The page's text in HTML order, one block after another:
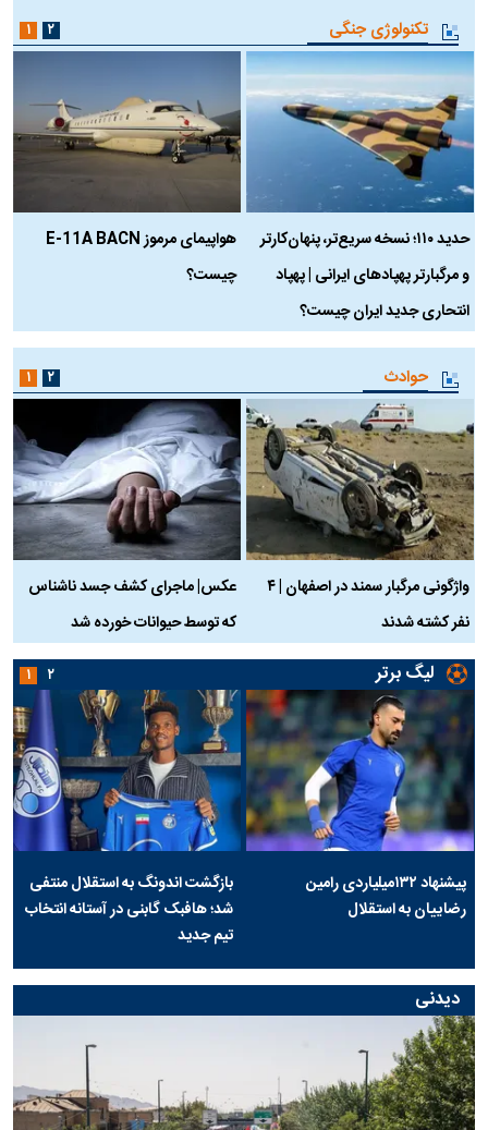
تکنولوژی جنگی
حدید ۱۱۰؛ نسخه سریع‌تر، پنهان‌کارتر
و مرگبارتر پهپادهای ایرانی | پهپاد
انتحاری جدید ایران چیست؟
هواپیمای مرموز E-11A BACN
چیست؟
۱ ۲
حوادث
واژگونی مرگبار سمند در اصفهان | ۴
نفر کشته شدند
عکس| ماجرای کشف جسد ناشناس
که توسط حیوانات خورده شد
۱ ۲
لیگ برتر
پیشنهاد ۱۳۲میلیاردی رامین
رضاییان به استقلال
بازگشت اندونگ به استقلال منتفی
شد؛ هافبک گابنی در آستانه انتخاب
تیم جدید
۱ ۲
دیدنی